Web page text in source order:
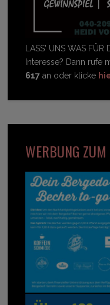
LASS' UNS WAS
Interesse? Dann rufe
617 an oder klicke
WERBUNG